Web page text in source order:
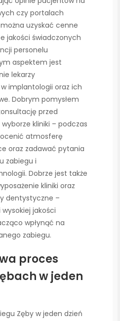
czy portalach
uzyskać cenne
jakości świadczonych
personelu
aspektem jest
lekarzy
implantologii oraz ich
Dobrym pomysłem
przed
kliniki – podczas
atmosferę
oraz zadawać pytania
zabiegu i
Dobrze jest także
kliniki oraz
dentystyczne –
jakości
wpłynąć na
zabiegu.
proces
w jeden
Zęby w jeden dzień